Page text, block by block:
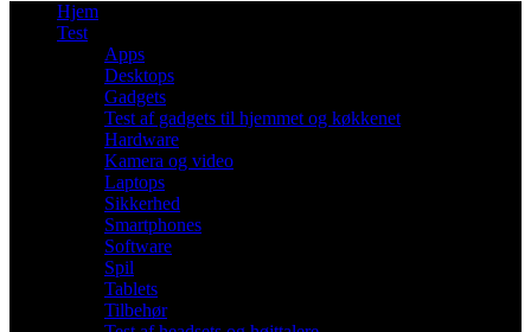
Hjem
Test
Apps
Desktops
Gadgets
Test af gadgets til hjemmet og køkkenet
Hardware
Kamera og video
Laptops
Sikkerhed
Smartphones
Software
Spil
Tablets
Tilbehør